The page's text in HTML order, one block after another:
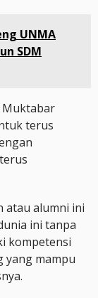
UNMA
SDM
Muktabar
terus
atau alumni ini
ini tanpa
kompetensi
yang mampu